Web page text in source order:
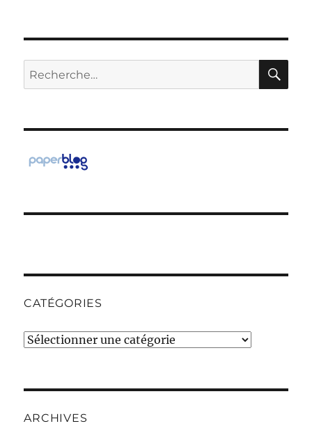
Recherche
pour :
CATÉGORIES
Catégories
ARCHIVES